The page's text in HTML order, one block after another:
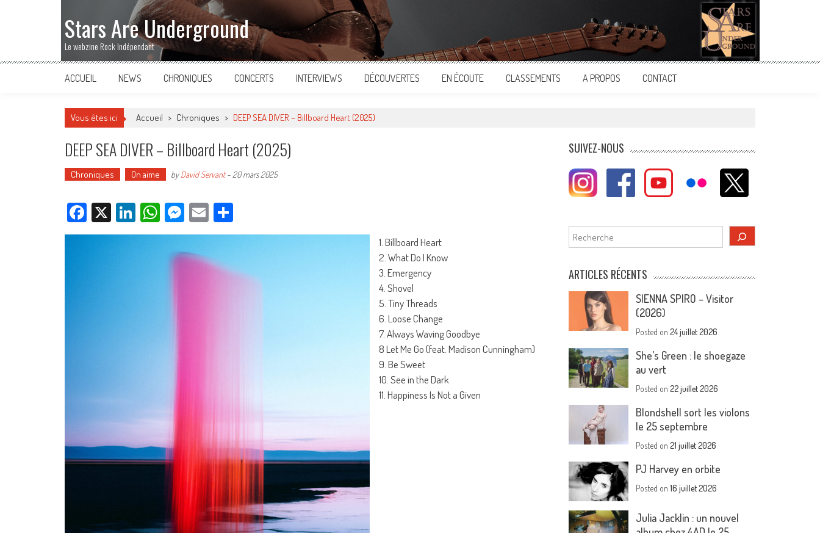
Stars Are Underground
Le webzine Rock Indépendant
ACCUEIL NEWS CHRONIQUES CONCERTS INTERVIEWS DÉCOUVERTES EN ÉCOUTE CLASSEMENTS A PROPOS CONTACT
Vous êtes ici Accueil > Chroniques > DEEP SEA DIVER – Billboard Heart (2025)
DEEP SEA DIVER – Billboard Heart (2025)
Chroniques On aime byDavid Servant- 20 mars 2025
Facebook
X LinkedIn
WhatsApp
Messenger
Email
1. Billboard Heart
2. What Do I Know
3. Emergency
4. Shovel
5. Tiny Threads
6. Loose Change
7. Always Waving Goodbye
8 Let Me Go (feat. Madison Cunningham)
9. Be Sweet
10. See in the Dark
11. Happiness Is Not a Given
SUIVEZ-NOUS
Rechercher
ARTICLES RÉCENTS
SIENNA SPIRO – Visitor
(2026)
Posted on24 juillet 2026
She’s Green : le shoegaze
au vert
Posted on22 juillet 2026
Blondshell sort les violons
le 25 septembre
Posted on21 juillet 2026
PJ Harvey en orbite
Posted on16 juillet 2026
Julia Jacklin : un nouvel